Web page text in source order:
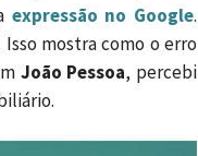
expressão no Google.
mostra como o erro
João Pessoa, percebi